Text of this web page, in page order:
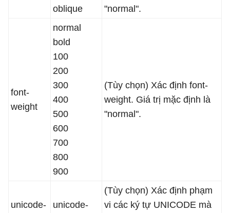
oblique
"normal".
font-
weight
normal
bold
100
200
300
400
500
600
700
800
900
(Tùy chọn) Xác định font-
weight. Giá trị mặc định là
"normal".
unicode-
unicode-
(Tùy chọn) Xác định phạm
vi các ký tự UNICODE mà